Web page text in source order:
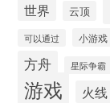
世界 云顶
可以通过 小游戏
方舟 星际争霸
游戏 火线